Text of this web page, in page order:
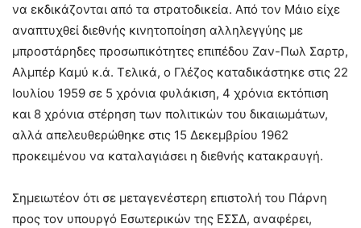
να εκδικάζονται από τα στρατοδικεία. Από τον Μάιο είχε
αναπτυχθεί διεθνής κινητοποίηση αλληλεγγύης με
μπροστάρηδες προσωπικότητες επιπέδου Ζαν-Πωλ Σαρτρ,
Αλμπέρ Καμύ κ.ά. Τελικά, ο Γλέζος καταδικάστηκε στις 22
Ιουλίου 1959 σε 5 χρόνια φυλάκιση, 4 χρόνια εκτόπιση
και 8 χρόνια στέρηση των πολιτικών του δικαιωμάτων,
αλλά απελευθερώθηκε στις 15 Δεκεμβρίου 1962
προκειμένου να καταλαγιάσει η διεθνής κατακραυγή.
Σημειωτέον ότι σε μεταγενέστερη επιστολή του Πάρνη
προς τον υπουργό Εσωτερικών της ΕΣΣΔ, αναφέρει,